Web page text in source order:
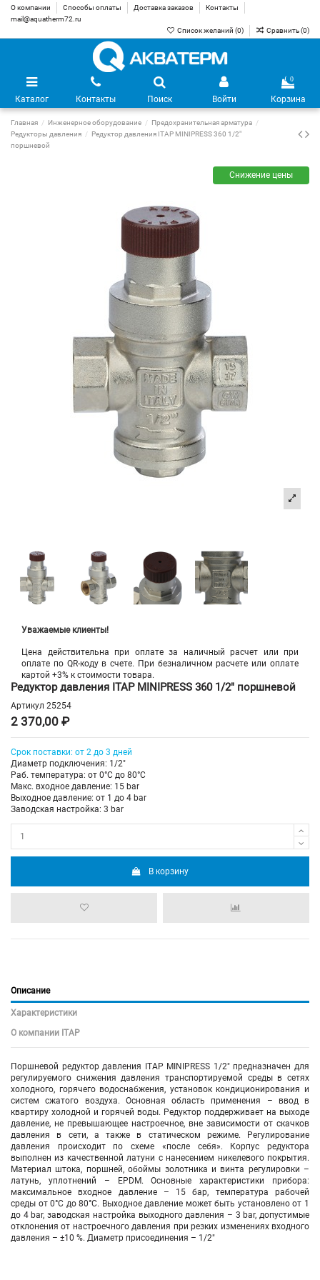
О компании Способы оплаты Доставка заказов
Контакты
mail@aquatherm72.ru
Список желаний (0) Сравнить (0)
Каталог Контакты Поиск Войти
0
Корзина
Главная Инженерное оборудование
Предохранительная арматура
Редукторы давления
Редуктор давления ITAP MINIPRESS 360 1/2"
поршневой
Снижение цены
Уважаемые клиенты!
Цена действительна при оплате за наличный расчет или при
оплате по QR-коду в счете. При безналичном расчете или оплате
картой +3% к стоимости товара.
Редуктор давления ITAP MINIPRESS 360 1/2" поршневой
Артикул 25254
2 370,00 ₽
Срок поставки: от 2 до 3 дней
Диаметр подключения: 1/2"
Раб. температура: от 0°C до 80°C
Макс. входное давление: 15 bar
Выходное давление: от 1 до 4 bar
Заводская настройка: 3 bar
В корзину
Описание
Характеристики
О компании ITAP
Поршневой редуктор давления ITAP MINIPRESS 1/2" предназначен для
регулируемого снижения давления транспортируемой среды в сетях
холодного, горячего водоснабжения, установок кондиционирования и
систем сжатого воздуха. Основная область применения – ввод в
квартиру холодной и горячей воды. Редуктор поддерживает на выходе
давление, не превышающее настроечное, вне зависимости от скачков
давления в сети, а также в статическом режиме. Регулирование
давления происходит по схеме «после себя». Корпус редуктора
выполнен из качественной латуни с нанесением никелевого покрытия.
Материал штока, поршней, обоймы золотника и винта регулировки –
латунь, уплотнений – EPDM. Основные характеристики прибора:
максимальное входное давление – 15 бар, температура рабочей
среды от 0°C до 80°C. Выходное давление может быть установлено от 1
до 4 bar, заводская настройка выходного давления – 3 bar, допустимые
отклонения от настроечного давления при резких изменениях входного
давления – ±10 %. Диаметр присоединения – 1/2"